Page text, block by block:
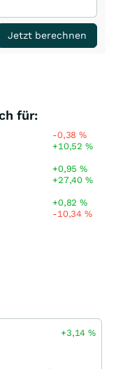
Jetzt berechnen
für:
-0,38%
+10,52%
+0,95%
+27,40%
+0,82%
-10,34%
+3,14%